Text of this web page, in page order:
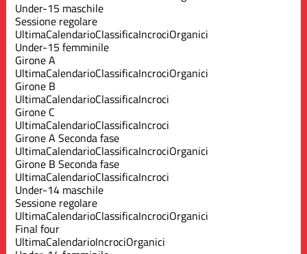
Under-15 maschile
Sessione regolare
UltimaCalendarioClassificaIncrociOrganici
Under-15 femminile
Girone A
UltimaCalendarioClassificaIncrociOrganici
Girone B
UltimaCalendarioClassificaIncroci
Girone C
UltimaCalendarioClassificaIncroci
Girone A Seconda fase
UltimaCalendarioClassificaIncrociOrganici
Girone B Seconda fase
UltimaCalendarioClassificaIncroci
Under-14 maschile
Sessione regolare
UltimaCalendarioClassificaIncrociOrganici
Final four
UltimaCalendarioIncrociOrganici